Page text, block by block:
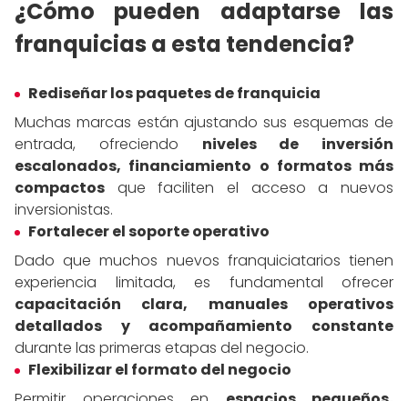
¿Cómo pueden adaptarse las
franquicias a esta tendencia?
Rediseñar los paquetes de franquicia
Muchas marcas están ajustando sus esquemas de
entrada, ofreciendo niveles de inversión
escalonados, financiamiento o formatos más
compactos que faciliten el acceso a nuevos
inversionistas.
Fortalecer el soporte operativo
Dado que muchos nuevos franquiciatarios tienen
experiencia limitada, es fundamental ofrecer
capacitación clara, manuales operativos
detallados y acompañamiento constante
durante las primeras etapas del negocio.
Flexibilizar el formato del negocio